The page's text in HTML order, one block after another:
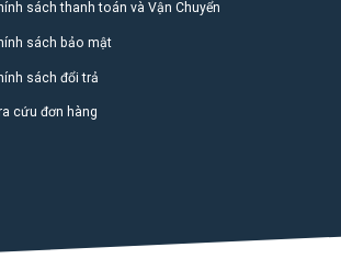
sách thanh toán và Vận Chuyển
sách bảo mật
sách đổi trả
cứu đơn hàng